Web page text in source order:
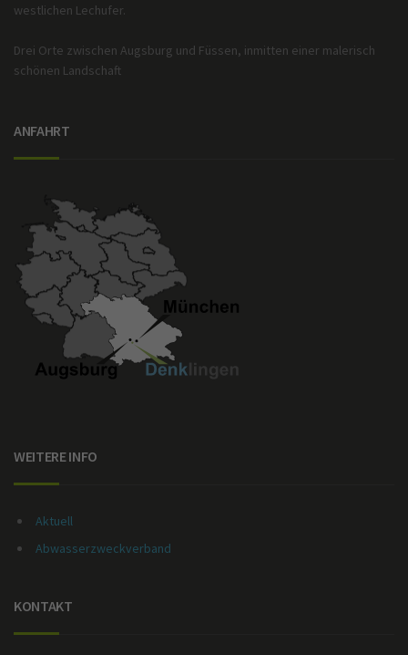
westlichen Lechufer.
Drei Orte zwischen Augsburg und Füssen, inmitten einer malerisch
schönen Landschaft
ANFAHRT
WEITERE INFO
Aktuell
Abwasserzweckverband
KONTAKT